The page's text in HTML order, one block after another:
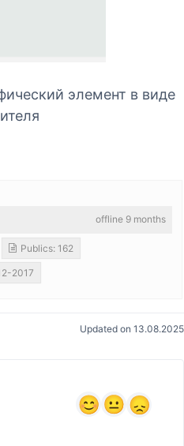
элемент в виде
offline 9 months
Publics: 162
2017
Updated on 13.08.2025